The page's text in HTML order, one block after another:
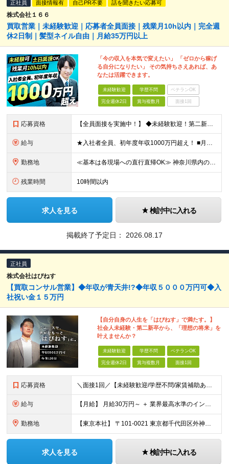
正社員 面接情報有 自己PR不要 話を聞きたい応募可
株式会社１６６
買取営業｜未経験歓迎｜応募者全員面接｜残業月10h以内｜完全週
休2日制｜髪型ネイル自由｜月給35万円以上
「今の収入を本気で変えたい」 「ゼロから稼げ
る自分になりたい」 その気持ちさえあれば、あ
なたは活躍できます。
未経験歓迎 学歴不問 ベテランOK
完全週休2日 賞与複数月 面接1回
応募資格 【全員面接を実施中！】 ◆未経験歓迎！第二新卒もOK！ ◆学歴不問 ★今回は【全員面接】を実施します！書類だけで判断することはありません。 「今まで社会人経験がない」「アルバイトしかしたことがない」
給与 ★入社者全員、初年度年収1000万円超え！ ■月給35万円以上＋賞与年2回(6月・12月) ※年間賞与105万円以上を保証！ 「〇件以上で支給」といった複雑な条件やノルマの縛りは一切ありません。
勤務地 ≪基本は各現場への直行直帰OK≫ 神奈川県内の各催事会場、または各店舗 ※基本的には、ご自宅から各催事会場への「直行直帰」となります。 ※転居を伴う転勤はありませんので、腰を据えて長く働きたい方も安
残業時間 10時間以内
求人を見る 検討中に入れる
掲載終了予定日： 2026.08.17
正社員
株式会社はぴねす
【買取コンサル営業】◆年収が青天井!?◆年収５０００万円可◆入
社祝い金１５万円
【自分自身の人生を「はぴねす」で満たす。】
社会人未経験・第二新卒から、「理想の将来」を
叶えませんか？
未経験歓迎 学歴不問 ベテランOK
完全週休2日 賞与複数月 面接1回
応募資格 ＼面接1回／【未経験歓迎/学歴不問/家賃補助あり】 社会人デビューや、ここからのキャリアアップを実現したい方 人柄を重視した採用を行っています。 書類選考は厳格ではなく、面接は基本1回！ スピーディ
給与 【月給】 月給30万円～ ＋ 業界最高水準のインセンティブ ＋ 各種手当 「稼がせたい」という会社の想いから、還元率は粗利の10～28％に設定。 頑張りがそのまま月収に直結する、嘘のない給与体系です
勤務地 【東京本社】 〒101-0021 東京都千代田区外神田5-2-3 ┗最寄駅：御徒町駅／秋葉原駅 ┗受動喫煙対策：屋内禁煙 ■その他：神奈川県、埼玉県、千葉県や全国への出張もあり ※転居を伴う転勤は
求人を見る 検討中に入れる